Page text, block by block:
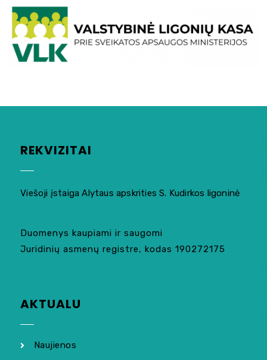
REKVIZITAI
Viešoji įstaiga Alytaus apskrities S. Kudirkos ligoninė
Duomenys kaupiami ir saugomi
Juridinių asmenų registre, kodas 190272175
AKTUALU
Naujienos